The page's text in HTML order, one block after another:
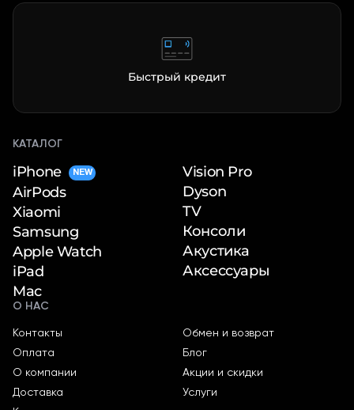
Быстрый кредит
КАТАЛОГ
iPhone NEW
AirPods
Xiaomi
Samsung
Apple Watch
iPad
Mac
Vision Pro
Dyson
TV
Консоли
Акустика
Аксессуары
О НАС
Контакты
Оплата
О компании
Доставка
Обмен и возврат
Блог
Акции и скидки
Услуги